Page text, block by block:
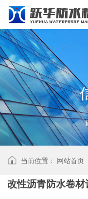
当前位置： 网站首页
改性沥青防水卷材